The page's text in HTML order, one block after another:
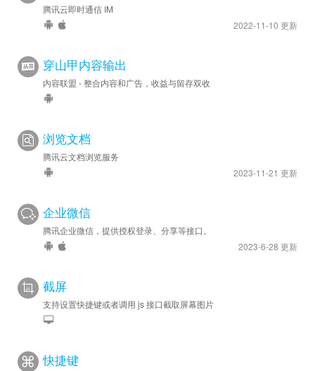
腾讯云即时通信 IM
2022-11-10 更新
穿山甲内容输出
内容联盟 - 整合内容和广告，收益与留存双收
浏览文档
腾讯云文档浏览服务
2023-11-21 更新
企业微信
腾讯企业微信，提供授权登录、分享等接口。
2023-6-28 更新
截屏
支持设置快捷键或者调用 js 接口截取屏幕图片
快捷键